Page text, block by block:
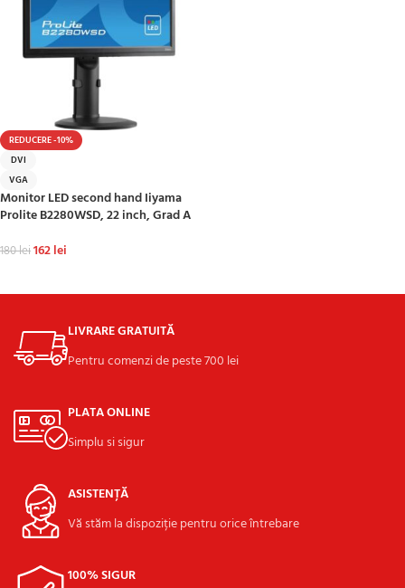
REDUCERE -10%
DVI
VGA
Monitor LED second hand Iiyama
Prolite B2280WSD, 22 inch, Grad A
180lei162lei
LIVRARE GRATUITĂ
Pentru comenzi de peste 700 lei
PLATA ONLINE
Simplu si sigur
ASISTENȚĂ
Vă stăm la dispoziție pentru orice întrebare
100% SIGUR